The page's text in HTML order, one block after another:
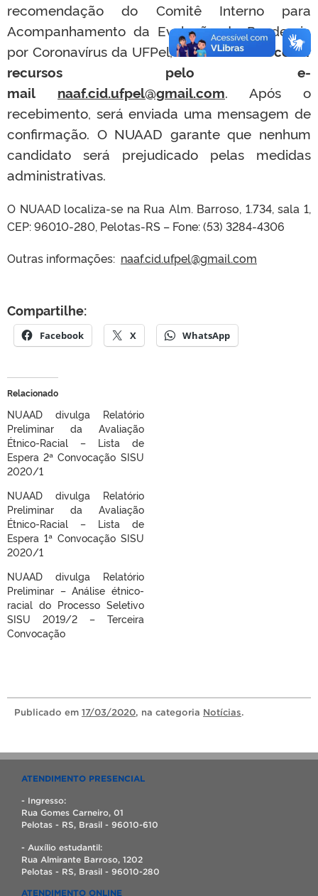
recomendação do Comitê Interno para
Acompanhamento da Evolução da Pandemia
por Coronavírus da UFPel,o NUAAD irá receber
recursos pelo e-
mail naaf.cid.ufpel@gmail.com. Após o
recebimento, será enviada uma mensagem de
confirmação. O NUAAD garante que nenhum
candidato será prejudicado pelas medidas
administrativas.
O NUAAD localiza-se na Rua Alm. Barroso, 1.734, sala 1,
CEP: 96010-280, Pelotas-RS – Fone: (53) 3284-4306
Outras informações: naaf.cid.ufpel@gmail.com
Compartilhe:
Facebook X WhatsApp
Relacionado
NUAAD divulga Relatório
Preliminar da Avaliação
Étnico-Racial – Lista de
Espera 2ª Convocação SISU
2020/1
NUAAD divulga Relatório
Preliminar da Avaliação
Étnico-Racial – Lista de
Espera 1ª Convocação SISU
2020/1
NUAAD divulga Relatório
Preliminar – Análise étnico-
racial do Processo Seletivo
SISU 2019/2 – Terceira
Convocação
Publicado em 17/03/2020, na categoria Notícias.
ATENDIMENTO PRESENCIAL
- Ingresso:
Rua Gomes Carneiro, 01
Pelotas - RS, Brasil - 96010-610
- Auxílio estudantil:
Rua Almirante Barroso, 1202
Pelotas - RS, Brasil - 96010-280
ATENDIMENTO ONLINE